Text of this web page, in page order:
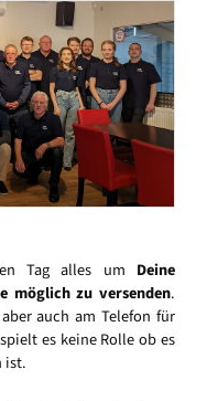
Tag alles um Deine
möglich zu versenden.
auch am Telefon für
es keine Rolle ob es
ist.